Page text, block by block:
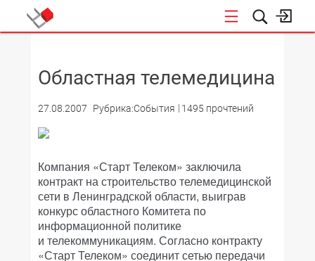
Областная телемедицина
27.08.2007 Рубрика:События 1495 прочтений
Компания «Старт Телеком» заключила
контракт на строительство телемедицинской
сети в Ленинградской области, выиграв
конкурс областного Комитета по
информационной политике
и телекоммуникациям. Согласно контракту
«Старт Телеком» соединит сетью передачи